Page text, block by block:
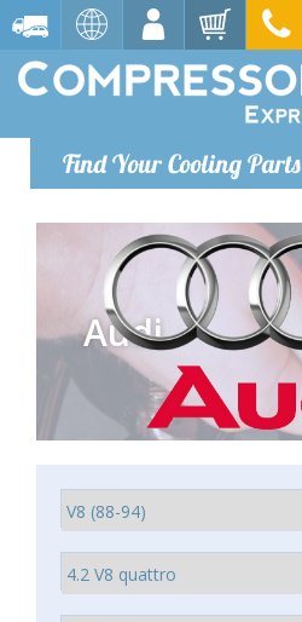
Find Your Cooling Parts
Audi